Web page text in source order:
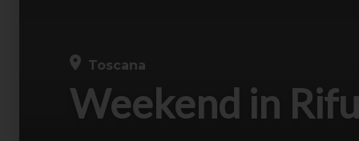
Toscana
Weekend in